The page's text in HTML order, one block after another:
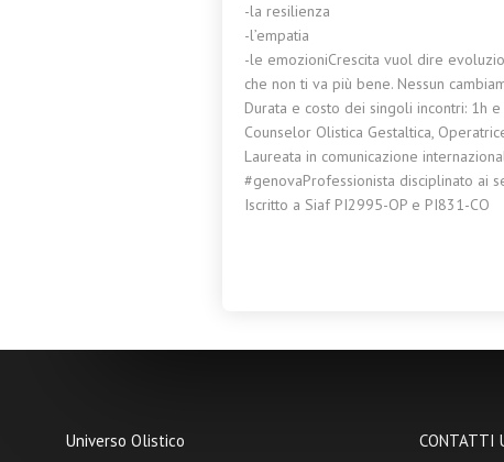
-la resilienza
-l’empatia
-le emozioniCrescita vuol dire
che non ti va più bene. Nessun
Durata e costo dei singoli incontri: 1h
Counselor Olistica Gestaltica,
Laureata in comunicazione
#genovaProfessionista disciplinato ai
Iscritto a Siaf PI2995-OP e PI831-CO
Universo Olistico CONTATTI